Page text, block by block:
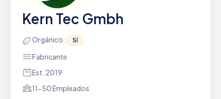
Kern Tec Gmbh
Orgánico : Sí
Fabricante
Est. 2019
11-50 Empleados